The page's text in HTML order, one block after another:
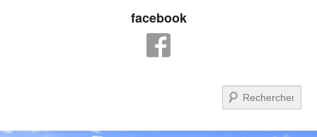
facebook